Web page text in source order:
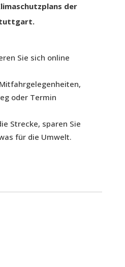
der
Sie sich online
oder Termin
Strecke, sparen Sie
für die Umwelt.